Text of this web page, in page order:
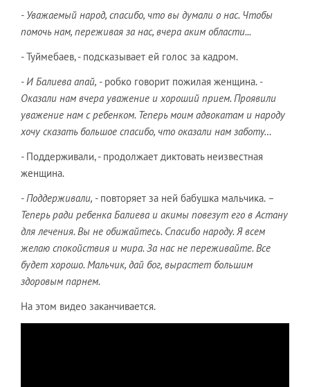
- Уважаемый народ, спасибо, что вы думали о нас. Чтобы
помочь нам, переживая за нас, вчера аким области...
- Туймебаев, - подсказывает ей голос за кадром.
- И Балиева апай, - робко говорит пожилая женщина. -
Оказали нам вчера уважение и хороший прием. Проявили
уважение нам с ребенком. Теперь моим адвокатам и народу
хочу сказать большое спасибо, что оказали нам заботу…
- Поддерживали, - продолжает диктовать неизвестная
женщина.
- Поддерживали, - повторяет за ней бабушка мальчика. –
Теперь ради ребенка Балиева и акимы повезут его в Астану
для лечения. Вы не обижайтесь. Спасибо народу. Я всем
желаю спокойствия и мира. За нас не переживайте. Все
будет хорошо. Мальчик, дай бог, вырастет большим
здоровым парнем.
На этом видео заканчивается.